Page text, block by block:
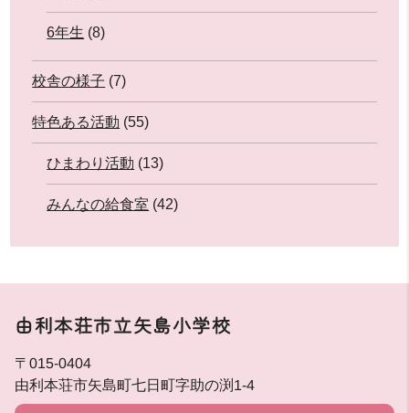
6年生 (8)
校舎の様子 (7)
特色ある活動 (55)
ひまわり活動 (13)
みんなの給食室 (42)
由利本荘市立矢島小学校
〒015-0404
由利本荘市矢島町七日町字助の渕1-4